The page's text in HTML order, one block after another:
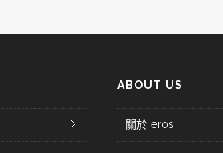
ABOUT US
關於 eros